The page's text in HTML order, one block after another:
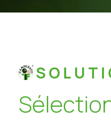
Sélectio